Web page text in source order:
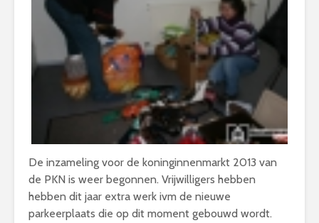
De inzameling voor de koninginnenmarkt 2013 van
de PKN is weer begonnen. Vrijwilligers hebben
hebben dit jaar extra werk ivm de nieuwe
parkeerplaats die op dit moment gebouwd wordt.